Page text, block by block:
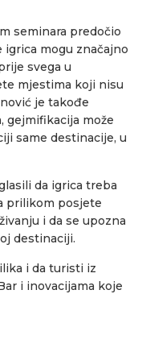
seminara predočio
mogu značajno
svega u
mjestima koji nisu
je takođe
gejmifikacija može
same destinacije, u
da igrica treba
prilikom posjete
i da se upozna
destinaciji.
i da turisti iz
i inovacijama koje